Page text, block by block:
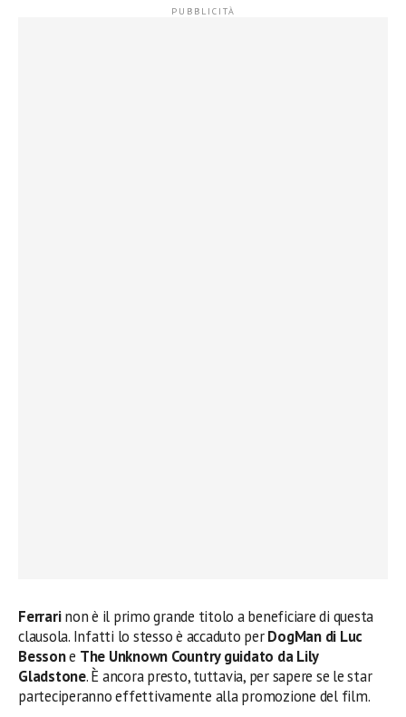
Ferrarinon è il primo grande titolo a beneficiare di questa
clausola. Infatti lo stesso è accaduto perDogMan di Luc
Bessone The Unknown Country guidato da Lily
Gladstone. È ancora presto, tuttavia, per sapere se le star
parteciperanno effettivamente alla promozione del film.